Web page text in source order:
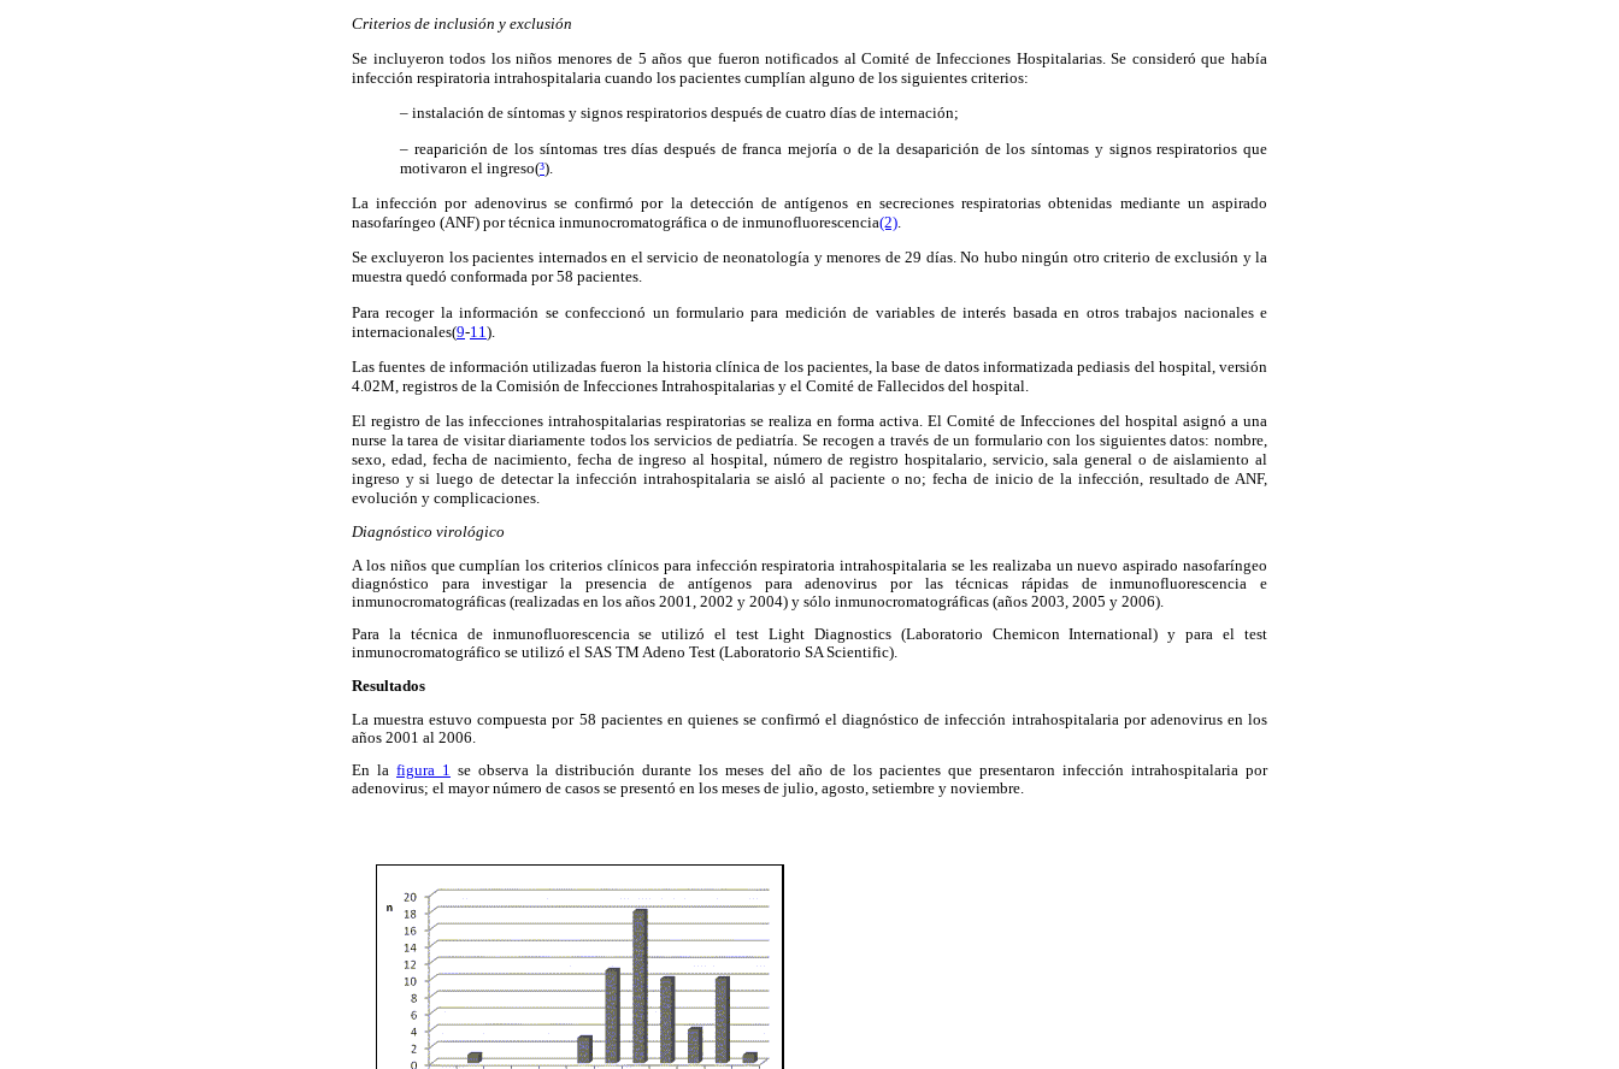
Criterios de inclusión y exclusión
Se incluyeron todos los niños menores de 5 años que fueron notificados al Comité de Infecciones Hospitalarias. Se consideró que había
infección respiratoria intrahospitalaria cuando los pacientes cumplían alguno de los siguientes criterios:
– instalación de síntomas y signos respiratorios después de cuatro días de internación;
– reaparición de los síntomas tres días después de franca mejoría o de la desaparición de los síntomas y signos respiratorios que
motivaron el ingreso(³).
La infección por adenovirus se confirmó por la detección de antígenos en secreciones respiratorias obtenidas mediante un aspirado
nasofaríngeo (ANF) por técnica inmunocromatográfica o de inmunofluorescencia(2).
Se excluyeron los pacientes internados en el servicio de neonatología y menores de 29 días. No hubo ningún otro criterio de exclusión y la
muestra quedó conformada por 58 pacientes.
Para recoger la información se confeccionó un formulario para medición de variables de interés basada en otros trabajos nacionales e
internacionales(9-11 ).
Las fuentes de información utilizadas fueron la historia clínica de los pacientes, la base de datos informatizada pediasis del hospital, versión
4.02M, registros de la Comisión de Infecciones Intrahospitalarias y el Comité de Fallecidos del hospital.
El registro de las infecciones intrahospitalarias respiratorias se realiza en forma activa. El Comité de Infecciones del hospital asignó a una
nurse la tarea de visitar diariamente todos los servicios de pediatría. Se recogen a través de un formulario con los siguientes datos: nombre,
sexo, edad, fecha de nacimiento, fecha de ingreso al hospital, número de registro hospitalario, servicio, sala general o de aislamiento al
ingreso y si luego de detectar la infección intrahospitalaria se aisló al paciente o no; fecha de inicio de la infección, resultado de ANF,
evolución y complicaciones.
Diagnóstico virológico
A los niños que cumplían los criterios clínicos para infección respiratoria intrahospitalaria se les realizaba un nuevo aspirado nasofaríngeo
diagnóstico para investigar la presencia de antígenos para adenovirus por las técnicas rápidas de inmunofluorescencia e
inmunocromatográficas (realizadas en los años 2001, 2002 y 2004) y sólo inmunocromatográficas (años 2003, 2005 y 2006).
Para la técnica de inmunofluorescencia se utilizó el test Light Diagnostics (Laboratorio Chemicon International) y para el test
inmunocromatográfico se utilizó el SAS TM Adeno Test (Laboratorio SA Scientific).
Resultados
La muestra estuvo compuesta por 58 pacientes en quienes se confirmó el diagnóstico de infección intrahospitalaria por adenovirus en los
años 2001 al 2006.
En la figura 1 se observa la distribución durante los meses del año de los pacientes que presentaron infección intrahospitalaria por
adenovirus; el mayor número de casos se presentó en los meses de julio, agosto, setiembre y noviembre.